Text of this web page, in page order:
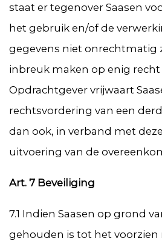
staat er tegenover Saasen
het gebruik en/of de
gegevens niet onrechtmatig
inbreuk maken op enig recht
Opdrachtgever vrijwaart
rechtsvordering van een
dan ook, in verband met
uitvoering van de
Art. 7 Beveiliging
7.1 Indien Saasen op grond
gehouden is tot het voorzien